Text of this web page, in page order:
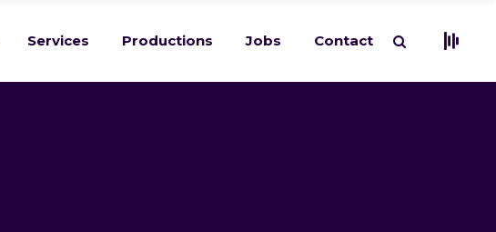
Services Productions Jobs Contact